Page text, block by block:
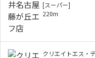
[スーパー]
220m
クリエイトエス・